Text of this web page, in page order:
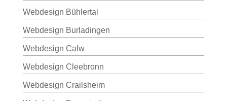
Webdesign Bühlertal
Webdesign Burladingen
Webdesign Calw
Webdesign Cleebronn
Webdesign Crailsheim